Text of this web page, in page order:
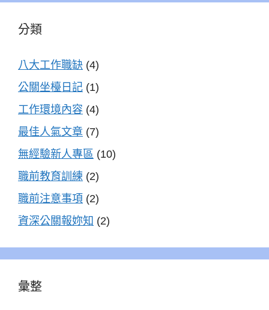
分類
八大工作職缺 (4)
公關坐檯日記 (1)
工作環境內容 (4)
最佳人氣文章 (7)
無經驗新人專區 (10)
職前教育訓練 (2)
職前注意事項 (2)
資深公關報妳知 (2)
彙整